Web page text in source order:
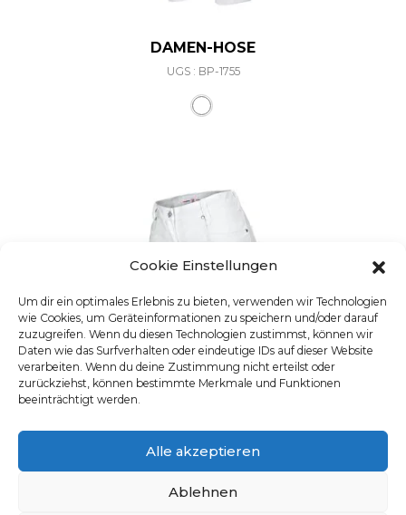
Cookie Einstellungen
Um dir ein optimales Erlebnis zu bieten, verwenden wir Technologien
wie Cookies, um Geräteinformationen zu speichern und/oder darauf
zuzugreifen. Wenn du diesen Technologien zustimmst, können wir
Daten wie das Surfverhalten oder eindeutige IDs auf dieser Website
verarbeiten. Wenn du deine Zustimmung nicht erteilst oder
zurückziehst, können bestimmte Merkmale und Funktionen
beeinträchtigt werden.
Alle akzeptieren
Ablehnen
DAMEN-HOSE
UGS : BP-1755